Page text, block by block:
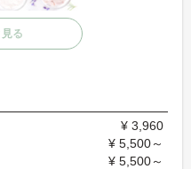
る
¥ 3,960
¥ 5,500～
¥ 5,500～